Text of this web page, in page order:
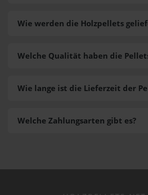
Wie werden die Holzpellets
Welche Zahlungsarten gibt es?
Welche Qualität haben die
Wie lange ist die Lieferzeit der